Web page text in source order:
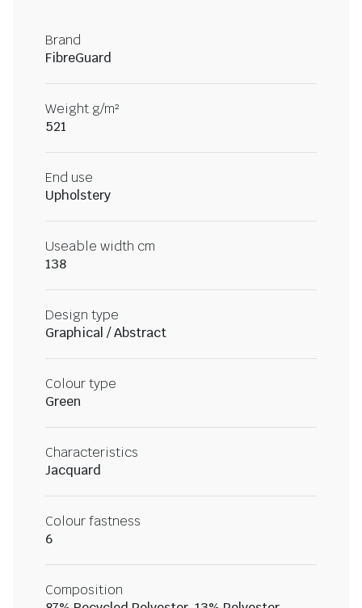
Brand
FibreGuard
Weight g/m²
521
End use
Upholstery
Useable width cm
138
Design type
Graphical / Abstract
Colour type
Green
Characteristics
Jacquard
Colour fastness
6
Composition